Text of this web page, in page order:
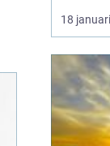
populär
djupt
elegant
18